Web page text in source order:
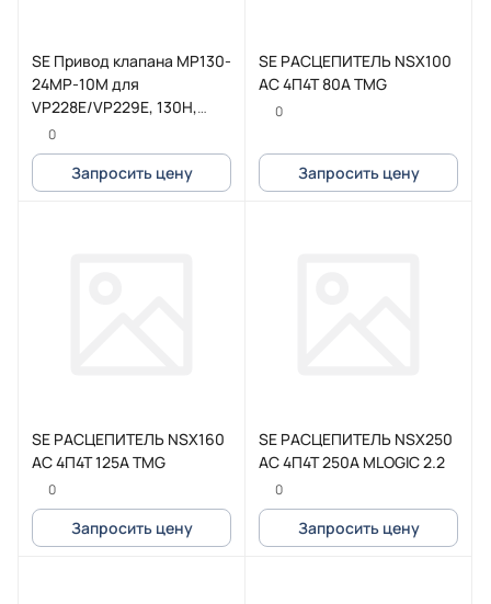
SE Привод клапана MP130-
24MP-10M для
VP228E/VP229E, 130Н,
~24В упр.0-10В ОСП
каб.10м
0
Запросить цену
SE РАСЦЕПИТЕЛЬ NSX100
AC 4П4Т 80A TMG
0
Запросить цену
SE РАСЦЕПИТЕЛЬ NSX160
AC 4П4Т 125A TMG
0
Запросить цену
SE РАСЦЕПИТЕЛЬ NSX250
AC 4П4Т 250A MLOGIC 2.2
0
Запросить цену